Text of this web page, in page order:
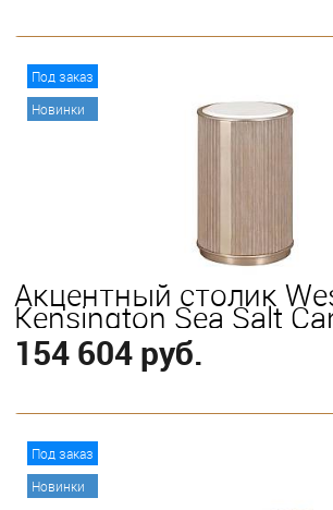
Под заказ
Новинки
Акцентный столик
Kensington Sea Salt
154 604 руб.
Под заказ
Новинки